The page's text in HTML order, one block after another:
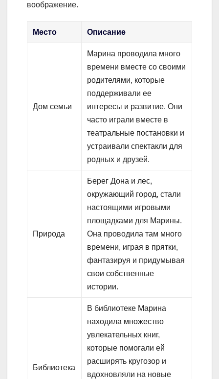
воображение.
Место Описание
Дом семьи
Марина проводила много
времени вместе со своими
родителями, которые
поддерживали ее
интересы и развитие. Они
часто играли вместе в
театральные постановки и
устраивали спектакли для
родных и друзей.
Природа
Берег Дона и лес,
окружающий город, стали
настоящими игровыми
площадками для Марины.
Она проводила там много
времени, играя в прятки,
фантазируя и придумывая
свои собственные
истории.
Библиотека
В библиотеке Марина
находила множество
увлекательных книг,
которые помогали ей
расширять кругозор и
вдохновляли на новые